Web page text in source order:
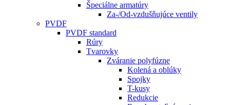
Špeciálne armatúry
Za-/Od-vzdušňujúce ventily
PVDF
PVDF standard
Rúry
Tvarovky
Zváranie polyfúzne
Kolená a oblúky
Spojky
T-kusy
Redukcie